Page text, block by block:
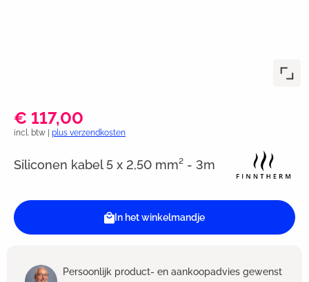
€ 117,00
incl. btw | plus verzendkosten
Siliconen kabel 5 x 2,50 mm² - 3m
In het winkelmandje
Persoonlijk product- en aankoopadvies gewenst